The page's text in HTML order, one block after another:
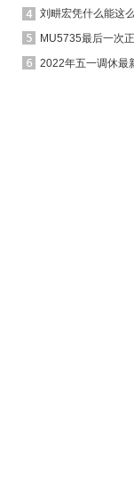
刘畊宏凭什么能这
MU5735最后一次
2022年五一调休最